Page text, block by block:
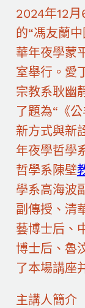
2024年12
的“馮友蘭
華年夜學蒙
室舉行。愛
宗教系耿幽
了題為“《
新方式與新
年夜學哲學
哲學系陳壁
學系高海波
副傳授、清
藝博士后、
博士后、魯
了本場講座
主講人簡介